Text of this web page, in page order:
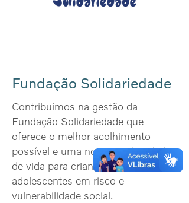
Fundação Solidariedade
Contribuímos na gestão da
Fundação Solidariedade que
oferece o melhor acolhimento
possível e uma nova oportunidade
de vida para crianças e
adolescentes em risco e
vulnerabilidade social.